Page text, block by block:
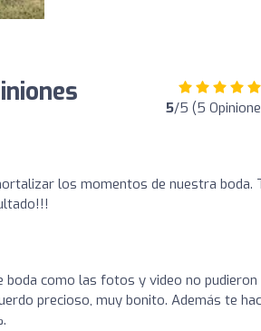
5/5 (5
los momentos de nuestra boda.
boda como las fotos y video no
precioso, muy bonito. Además te